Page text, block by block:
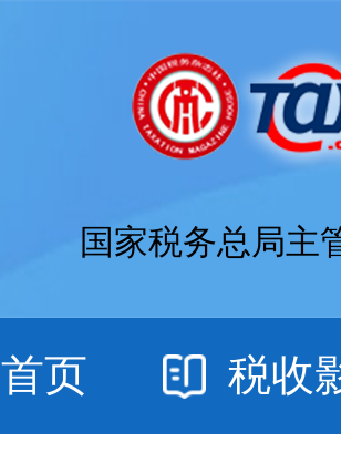
国家税务总局主
首页 税收